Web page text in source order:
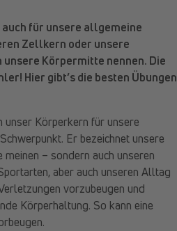
für unsere allgemeine
Zellkern oder unsere
Körpermitte nennen. Die
Hier gibt’s die besten Übungen
unser Körperkern für unsere
Er bezeichnet unsere
– sondern auch unseren
aber auch unseren Alltag
vorzubeugen und
Körperhaltung. So kann eine